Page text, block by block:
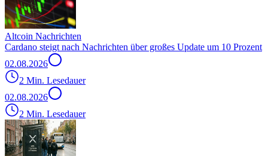
Altcoin Nachrichten
Cardano steigt nach Nachrichten über großes Update um 10 Prozent
02.08.2026
2 Min. Lesedauer
02.08.2026
2 Min. Lesedauer